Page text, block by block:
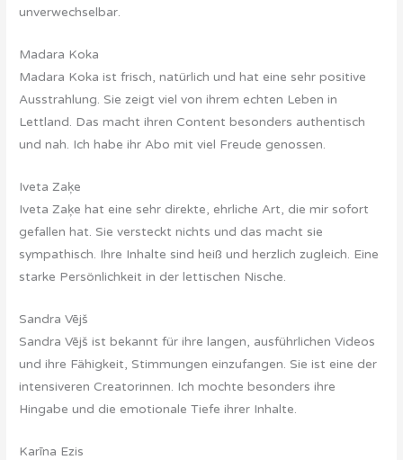
unverwechselbar.
Madara Koka
Madara Koka ist frisch, natürlich und hat eine sehr positive
Ausstrahlung. Sie zeigt viel von ihrem echten Leben in
Lettland. Das macht ihren Content besonders authentisch
und nah. Ich habe ihr Abo mit viel Freude genossen.
Iveta Zaķe
Iveta Zaķe hat eine sehr direkte, ehrliche Art, die mir sofort
gefallen hat. Sie versteckt nichts und das macht sie
sympathisch. Ihre Inhalte sind heiß und herzlich zugleich. Eine
starke Persönlichkeit in der lettischen Nische.
Sandra Vējš
Sandra Vējš ist bekannt für ihre langen, ausführlichen Videos
und ihre Fähigkeit, Stimmungen einzufangen. Sie ist eine der
intensiveren Creatorinnen. Ich mochte besonders ihre
Hingabe und die emotionale Tiefe ihrer Inhalte.
Karīna Ezis